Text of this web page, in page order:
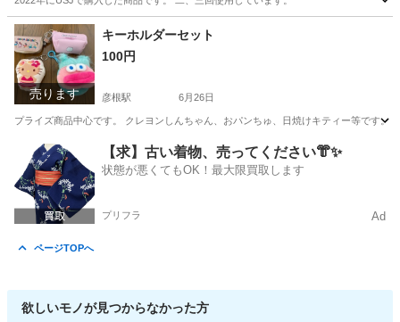
滋賀 彦根市 彦根駅 子供用品
売ります
キーホルダーセット
100円
彦根駅 6月26日
プライズ商品中心です。 クレヨンしんちゃん、おパンちゅ、日焼けキティー等です。
滋賀 彦根市 彦根駅 おもちゃ
【求】古い着物、売ってください👘✨
状態が悪くてもOK！最大限買取します
プリフラ Ad
ページTOPへ
欲しいモノが見つからなかった方